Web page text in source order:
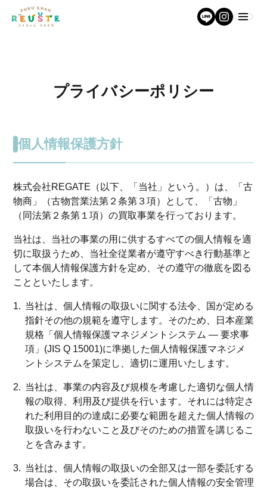
プライバシーポリシー
個人情報保護方針
株式会社REGATE（以下、「当社」という。）は、「古
物商」（古物営業法第２条第３項）として、「古物」
（同法第２条第１項）の買取事業を行っております。
当社は、当社の事業の用に供するすべての個人情報を適
切に取扱うため、当社全従業者が遵守すべき行動基準と
して本個人情報保護方針を定め、その遵守の徹底を図る
ことといたします。
当社は、個人情報の取扱いに関する法令、国が定める
指針その他の規範を遵守します。そのため、日本産業
規格「個人情報保護マネジメントシステム — 要求事
項」(JIS Q 15001)に準拠した個人情報保護マネジメ
ントシステムを策定し、適切に運用いたします。
当社は、事業の内容及び規模を考慮した適切な個人情
報の取得、利用及び提供を行います。それには特定さ
れた利用目的の達成に必要な範囲を超えた個人情報の
取扱いを行わないこと及びそのための措置を講じるこ
とを含みます。
当社は、個人情報の取扱いの全部又は一部を委託する
場合は、その取扱いを委託された個人情報の安全管理